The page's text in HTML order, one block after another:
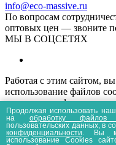
info@eco-massive.ru
По вопросам
оптовых цен — звоните
МЫ В СОЦСЕТЯХ
Работая с этим сайтом, вы
использование файлов
нормального
Информация,
информационный
Политика
Продолжая использовать
на обработку файлов
пользовательских данных, в
конфиденциальности . Вы
использование Cookies